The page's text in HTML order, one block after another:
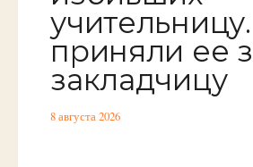
приняли ее
закладчицу
8 августа 2026